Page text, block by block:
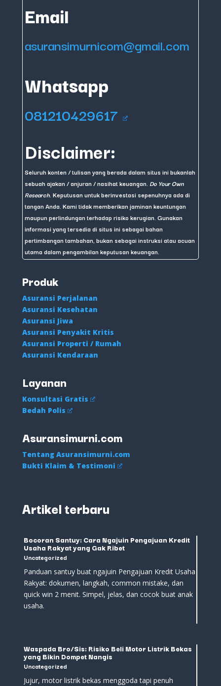
Email
asuransimurnicom@gmail.com
Whatsapp
081210429617
Disclaimer:
Seluruh konten / tulisan yang berada dalam situs ini bukanlah
sebuah ajakan / anjuran / nasihat keuangan. Do Your Own
Research . Keputusan untuk berinvestasi sepenuhnya ada di
tangan Anda. Kami tidak memberikan jaminan keuntungan
maupun perlindungan terhadap risiko kerugian. Gunakan
informasi yang tersedia di situs ini sebagai bahan
pertimbangan tambahan, bukan sebagai instruksi atau acuan
utama dalam pengambilan keputusan keuangan.
Produk
Asuransi Perjalanan
Asuransi Kesehatan
Asuransi Jiwa
Asuransi Penyakit Kritis
Asuransi Properti / Rumah
Asuransi Kendaraan
Layanan
Konsultasi Gratis
Bedah Polis
Asuransimurni.com
Tentang Asuransimurni.com
Bukti Klaim & Testimoni
Artikel terbaru
Bocoran Santuy: Cara Ngajuin Pengajuan Kredit
Usaha Rakyat yang Gak Ribet
Uncategorized
Panduan santuy buat ngajuin Pengajuan Kredit Usaha
Rakyat: dokumen, langkah, common mistake, dan
quick win 2 menit. Simpel, jelas, dan cocok buat anak
usaha.
Waspada Bro/Sis: Risiko Beli Motor Listrik Bekas
yang Bikin Dompet Nangis
Uncategorized
Jujur, motor listrik bekas menggoda tapi penuh